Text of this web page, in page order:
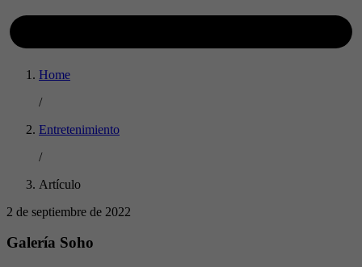
Home
/
Entretenimiento
/
Artículo
2 de septiembre de 2022
Galería Soho